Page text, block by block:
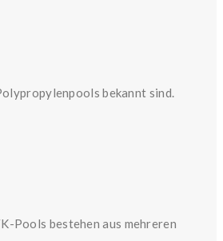
bekannt sind.
Pools bestehen aus mehreren